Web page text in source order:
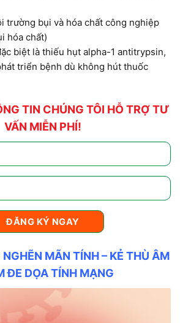
trường bụi và hóa chất công nghiệp
hóa chất)
biệt là thiếu hụt alpha-1 antitrypsin,
triển bệnh dù không hút thuốc
TIN CHÚNG TÔI HỖ TRỢ TƯ
VẤN MIỄN PHÍ!
NGHẼN MÃN TÍNH – KẺ THÙ ÂM
ĐE DỌA TÍNH MẠNG